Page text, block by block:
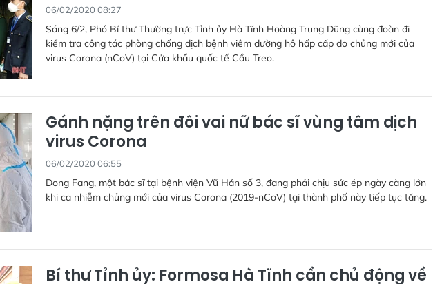
06/02/2020 08:27
Sáng 6/2, Phó Bí thư Thường trực Tỉnh ủy Hà Tĩnh Hoàng Trung Dũng cùng đoàn đi
kiểm tra công tác phòng chống dịch bệnh viêm đường hô hấp cấp do chủng mới của
virus Corona (nCoV) tại Cửa khẩu quốc tế Cầu Treo.
Gánh nặng trên đôi vai nữ bác sĩ vùng tâm dịch
virus Corona
06/02/2020 06:55
Dong Fang, một bác sĩ tại bệnh viện Vũ Hán số 3, đang phải chịu sức ép ngày càng lớn
khi ca nhiễm chủng mới của virus Corona (2019-nCoV) tại thành phố này tiếp tục tăng.
Bí thư Tỉnh ủy: Formosa Hà Tĩnh cần chủ động về